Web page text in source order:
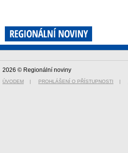
2026 © Regionální noviny
ÚVODEM | PROHLÁŠENÍ O PŘÍSTUPNOSTI |